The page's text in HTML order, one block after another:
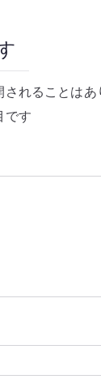
れることはあ
です